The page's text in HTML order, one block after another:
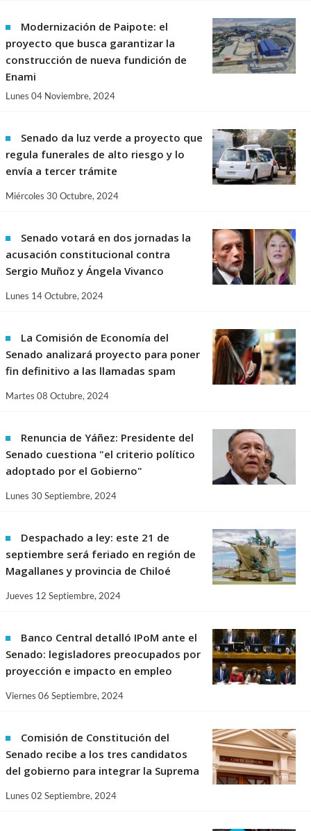
Modernización de Paipote: el
proyecto que busca garantizar la
construcción de nueva fundición de
Enami
Lunes 04 Noviembre, 2024
Senado da luz verde a proyecto que
regula funerales de alto riesgo y lo
envía a tercer trámite
Miércoles 30 Octubre, 2024
Senado votará en dos jornadas la
acusación constitucional contra
Sergio Muñoz y Ángela Vivanco
Lunes 14 Octubre, 2024
La Comisión de Economía del
Senado analizará proyecto para poner
fin definitivo a las llamadas spam
Martes 08 Octubre, 2024
Renuncia de Yáñez: Presidente del
Senado cuestiona "el criterio político
adoptado por el Gobierno"
Lunes 30 Septiembre, 2024
Despachado a ley: este 21 de
septiembre será feriado en región de
Magallanes y provincia de Chiloé
Jueves 12 Septiembre, 2024
Banco Central detalló IPoM ante el
Senado: legisladores preocupados por
proyección e impacto en empleo
Viernes 06 Septiembre, 2024
Comisión de Constitución del
Senado recibe a los tres candidatos
del gobierno para integrar la Suprema
Lunes 02 Septiembre, 2024